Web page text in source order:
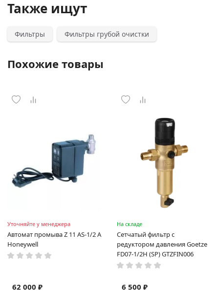
Также ищут
Фильтры Фильтры грубой очистки
Похожие товары
Уточняйте у менеджера
Автомат промыва Z 11 AS-1/2 A
Honeywell
62 000 ₽
На складе
Сетчатый фильтр с
редуктором давления Goetze
FD07-1/2H (SP) GTZFIN006
6 500 ₽